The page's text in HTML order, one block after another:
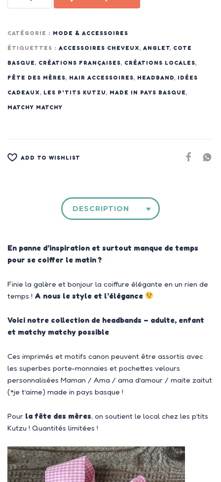
CATÉGORIE : MODE & ACCESSOIRES
ÉTIQUETTES : ACCESSOIRES CHEVEUX, ANGLET, COTE
BASQUE, CRÉATIONS FRANÇAISES, CRÉATIONS LOCALES,
FÊTE DES MÈRES, HAIR ACCESSOIRES, HEADBAND, IDÉES
CADEAUX, LES P'TITS KUTZU, MADE IN PAYS BASQUE,
MATCHY MATCHY
ADD TO WISHLIST
DESCRIPTION
En panne d’inspiration et surtout manque de temps
pour se coiffer le matin ?
Finie la galère et bonjour la coiffure élégante en un rien de
temps ! A nous le style et l’élégance
Voici notre collection de headbands – adulte, enfant
et matchy matchy possible
Ces imprimés et motifs canon peuvent être assortis avec
les superbes porte-monnaies et pochettes velours
personnalisées Maman / Ama / ama d’amour / maite zaitut
(*je t’aime) made in pays basque !
Pour la fête des mères, on soutient le local chez les p’tits
Kutzu ! Quantités limitées !